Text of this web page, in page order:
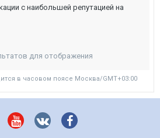
с наибольшей репутацией на
для отображения
в часовом поясе Москва/GMT+03:00